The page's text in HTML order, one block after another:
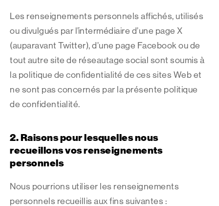
Les renseignements personnels affichés, utilisés
ou divulgués par l’intermédiaire d’une page X
(auparavant Twitter), d’une page Facebook ou de
tout autre site de réseautage social sont soumis à
la politique de confidentialité de ces sites Web et
ne sont pas concernés par la présente politique
de confidentialité.
2.Raisons pour lesquelles nous
recueillons vos renseignements
personnels
Nous pourrions utiliser les renseignements
personnels recueillis aux fins suivantes :